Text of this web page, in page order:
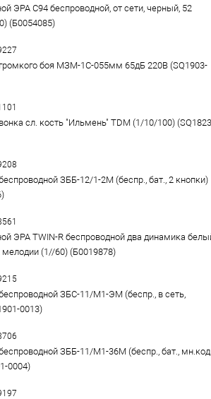
ЭРА C94 беспроводной, от сети, черный, 52
(Б0054085)
боя МЗМ-1С-055мм 65дБ 220В (SQ1903-
сл. кость "Ильмень" TDM (1/10/100)
ЗББ-12/1-2М (беспр., бат., 2 кнопки)
ЭРА TWIN-R беспроводной два динамика
(1//60) (Б0019878)
ЗБС-11/М1-ЭМ (беспр., в сеть,
0013)
ЗББ-11/М1-36М (беспр., бат.,
0004)